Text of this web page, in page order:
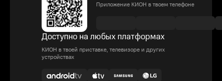
Приложение КИОН в твоем телефоне
Доступно на любых платформах
КИОН в твоей приставке, телевизоре и других
устройствах